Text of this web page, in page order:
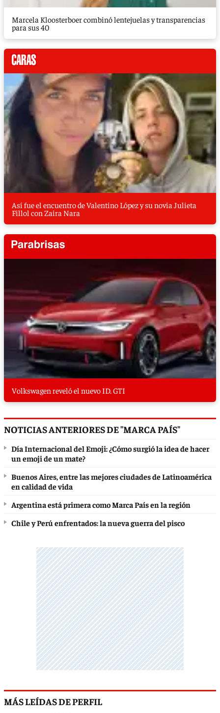
Marcela Kloosterboer combinó lentejuelas y transparencias
para sus 40
Así fue el encuentro de Valentino López y su novia Julieta
Fillol con Zaira Nara
Volkswagen reveló el nuevo ID. GTI
NOTICIAS ANTERIORES DE "MARCA PAÍS"
Día Internacional del Emoji: ¿Cómo surgió la idea de hacer
un emoji de un mate?
Buenos Aires, entre las mejores ciudades de Latinoamérica
en calidad de vida
Argentina está primera como Marca País en la región
Chile y Perú enfrentados: la nueva guerra del pisco
MÁS LEÍDAS DE PERFIL